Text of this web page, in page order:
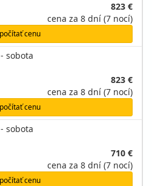
823 €
cena za 8 dní (7 nocí)
cenu
sobota
823 €
cena za 8 dní (7 nocí)
cenu
sobota
710 €
cena za 8 dní (7 nocí)
cenu